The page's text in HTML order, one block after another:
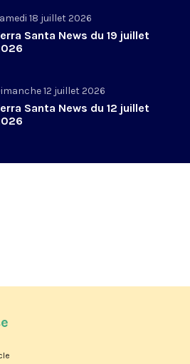
18 juillet 2026
Santa News du 19 juillet
12 juillet 2026
Santa News du 12 juillet